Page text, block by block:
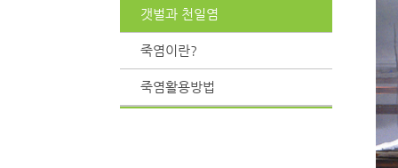
갯벌과 천일염
죽염이란?
죽염활용방법